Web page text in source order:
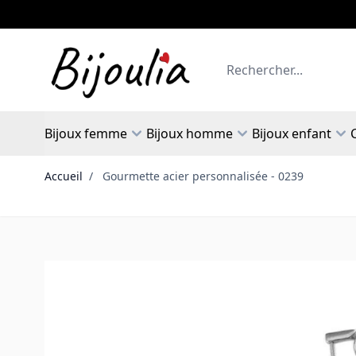
Rechercher
Bijoux femme Bijoux homme Bijoux enfant
Accueil / Gourmette acier personnalisée - 0239